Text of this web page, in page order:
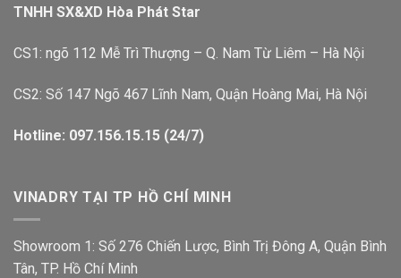
TNHH SX&XD Hòa Phát Star
CS1: ngõ 112 Mễ Trì Thượng – Q. Nam Từ Liêm – Hà Nội
CS2: Số 147 Ngõ 467 Lĩnh Nam, Quận Hoàng Mai, Hà Nội
Hotline: 097.156.15.15 (24/7)
VINADRY TẠI TP HỒ CHÍ MINH
Showroom 1: Số 276 Chiến Lược, Bình Trị Đông A, Quận Bình
Tân, TP. Hồ Chí Minh